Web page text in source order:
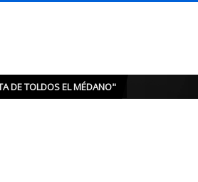
DE TOLDOS EL MÉDANO"